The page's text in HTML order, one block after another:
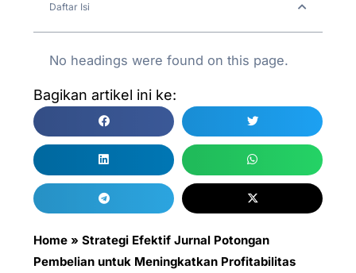
Daftar Isi
No headings were found on this page.
Bagikan artikel ini ke:
Home » Strategi Efektif Jurnal Potongan
Pembelian untuk Meningkatkan Profitabilitas